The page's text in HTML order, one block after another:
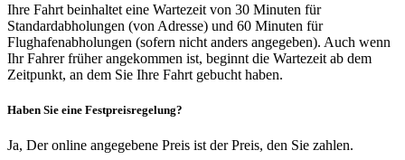
Ihre Fahrt beinhaltet eine Wartezeit von 30 Minuten für
Standardabholungen (von Adresse) und 60 Minuten für
Flughafenabholungen (sofern nicht anders angegeben). Auch wenn
Ihr Fahrer früher angekommen ist, beginnt die Wartezeit ab dem
Zeitpunkt, an dem Sie Ihre Fahrt gebucht haben.
Haben Sie eine Festpreisregelung?
Ja, Der online angegebene Preis ist der Preis, den Sie zahlen.